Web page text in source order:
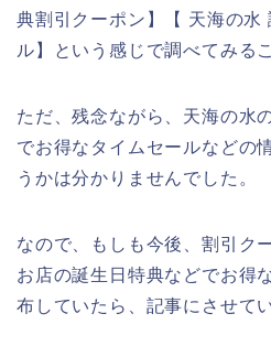
典割引クーポン】【 天海の水
ル】という感じで調べてみる
ただ、残念ながら、天海の水
でお得なタイムセールなどの
うかは分かりませんでした。
なので、もしも今後、割引ク
お店の誕生日特典などでお得
布していたら、記事にさせて